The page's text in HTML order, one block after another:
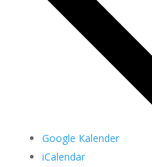
Google Kalender
iCalendar